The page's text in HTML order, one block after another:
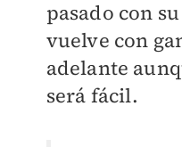
pasado con
vuelve con
adelante
será fácil.